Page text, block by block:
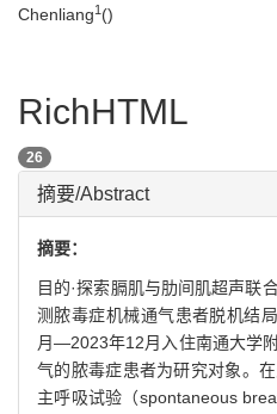
Chenliang1 ()
RichHTML
26
摘要/Abstract
摘要：
目的·探索膈肌与肋间肌超声联
测脓毒症机械通气患者脱机结
月—2023年12月入住南通大学
气的脓毒症患者为研究对象。
主呼吸试验（spontaneous